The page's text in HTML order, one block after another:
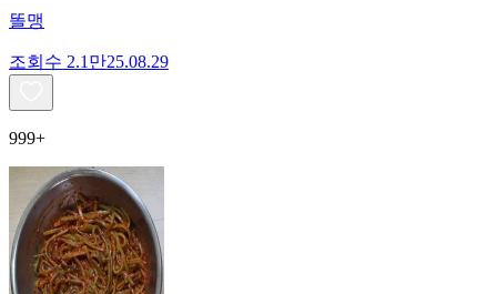
똘맹
조회수 2.1만25.08.29
999+